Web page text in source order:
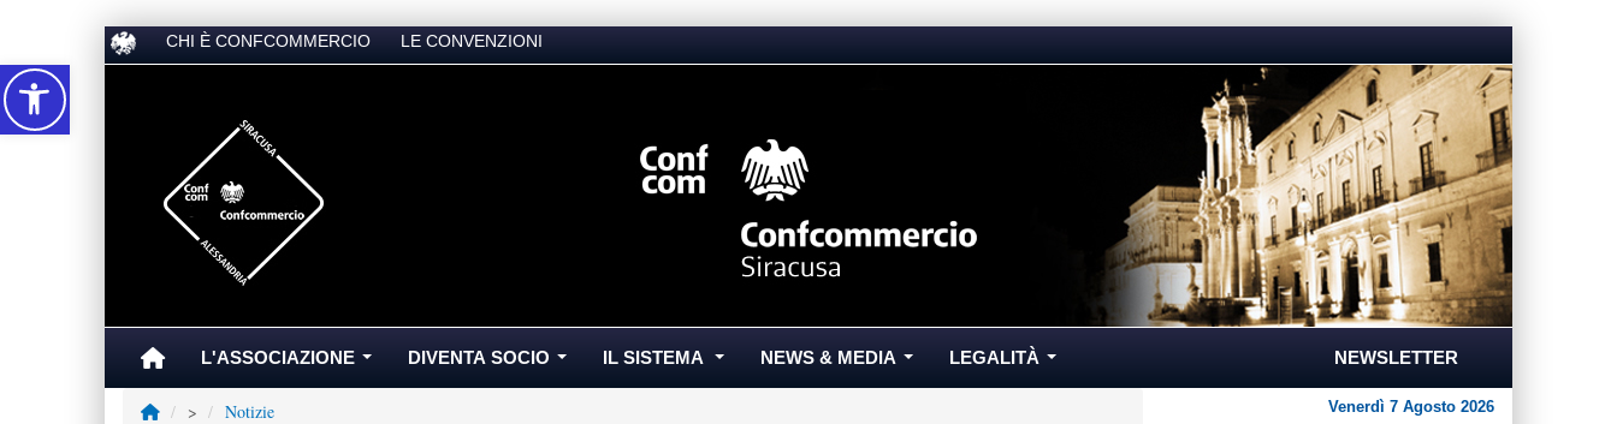
CHI È CONFCOMMERCIO LE CONVENZIONI
L'ASSOCIAZIONE DIVENTA SOCIO IL SISTEMA NEWS & MEDIA LEGALITÀ NEWSLETTER
> Notizie Venerdì 7 Agosto 2026
Accessibilità